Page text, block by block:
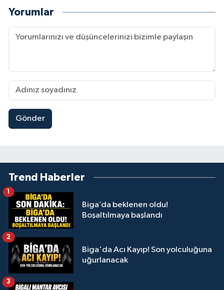
Yorumlar
Gönder
Trend Haberler
Biga’da beklenen oldu!
Boşaltılmaya başlandı
1
Biga'da Acı Kayıp! Son yolculuğuna
uğurlanacak
2
3